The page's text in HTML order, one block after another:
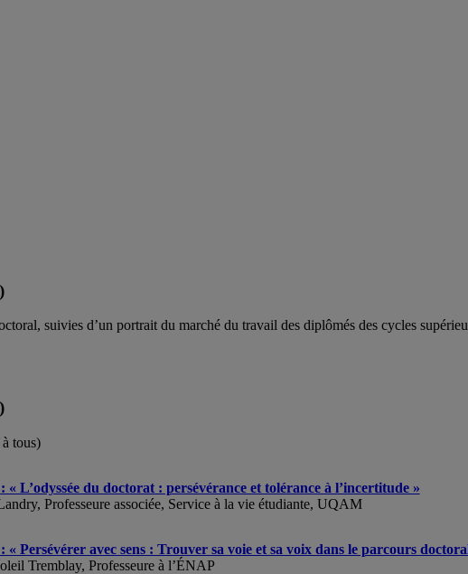
suivies d’un portrait du marché du travail des diplômés des cycles
tous)
« L’odyssée du doctorat : persévérance et tolérance à l’incertitude »
Professeure associée, Service à la vie étudiante, UQAM
« Persévérer avec sens : Trouver sa voie et sa voix dans le parcours
Tremblay, Professeure à l’ÉNAP